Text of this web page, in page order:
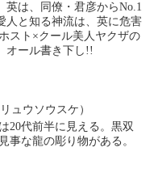
は、同僚・君彦からNo.1
人と知る神流は、英に危害
スト×クール美人ヤクザの
オール書き下し!!
リュウソウスケ）
20代前半に見える。黒双
事な龍の彫り物がある。